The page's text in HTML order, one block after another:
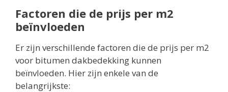
Factoren die de prijs per m2
beïnvloeden
Er zijn verschillende factoren die de prijs per m2
voor bitumen dakbedekking kunnen
beïnvloeden. Hier zijn enkele van de
belangrijkste: